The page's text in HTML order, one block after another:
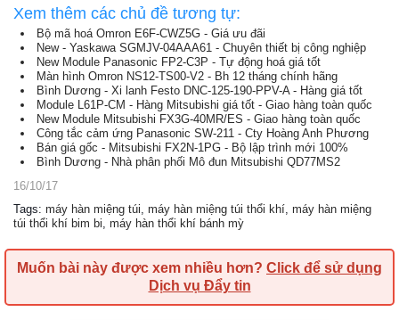
Xem thêm các chủ đề tương tự:
Bộ mã hoá Omron E6F-CWZ5G - Giá ưu đãi
New - Yaskawa SGMJV-04AAA61 - Chuyên thiết bị công nghiệp
New Module Panasonic FP2-C3P - Tự động hoá giá tốt
Màn hình Omron NS12-TS00-V2 - Bh 12 tháng chính hãng
Bình Dương - Xi lanh Festo DNC-125-190-PPV-A - Hàng giá tốt
Module L61P-CM - Hàng Mitsubishi giá tốt - Giao hàng toàn quốc
New Module Mitsubishi FX3G-40MR/ES - Giao hàng toàn quốc
Công tắc cảm ứng Panasonic SW-211 - Cty Hoàng Anh Phương
Bán giá gốc - Mitsubishi FX2N-1PG - Bộ lập trình mới 100%
Bình Dương - Nhà phân phối Mô đun Mitsubishi QD77MS2
16/10/17
Tags: máy hàn miệng túi, máy hàn miệng túi thổi khí, máy hàn miệng
túi thổi khí bim bi, máy hàn thổi khí bánh mỳ
Muốn bài này được xem nhiều hơn? Click để sử dụng
Dịch vụ Đẩy tin